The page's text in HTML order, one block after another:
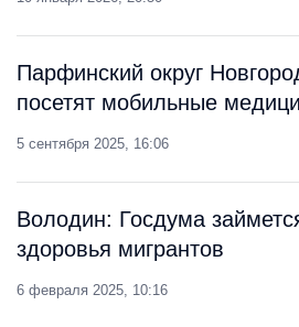
Парфинский округ
посетят мобильные
5 сентября 2025, 16:06
Володин: Госдума
здоровья мигрантов
6 февраля 2025, 10:16